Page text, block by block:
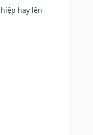
hay lên